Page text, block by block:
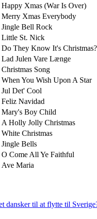
Happy Xmas (War Is Over)
Merry Xmas Everybody
Jingle Bell Rock
Little St. Nick
Do They Know It's Christmas?
Lad Julen Vare Længe
Christmas Song
When You Wish Upon A Star
Jul Det' Cool
Feliz Navidad
Mary's Boy Child
A Holly Jolly Christmas
White Christmas
Jingle Bells
O Come All Ye Faithful
Ave Maria